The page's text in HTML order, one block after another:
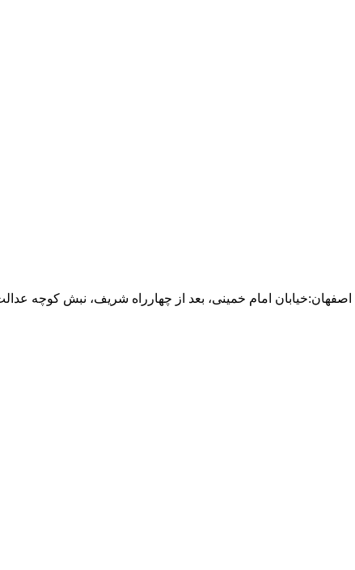
اصفهان:خیابان امام خمینی، بعد از چهارراه شریف، نبش کوچه عدالت(81)، مجتمع تخصصی